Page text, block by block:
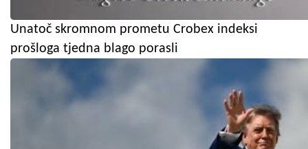
Unatoč skromnom prometu Crobex indeksi
prošloga tjedna blago porasli